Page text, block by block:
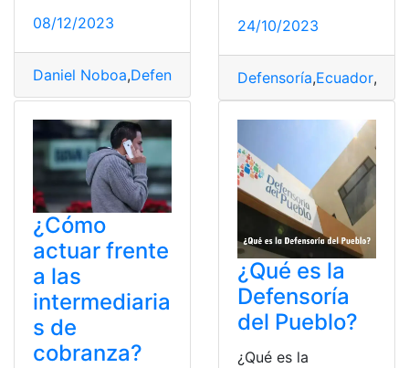
08/12/2023
Daniel Noboa,Defensoría Ecuador,Inclusión,Ministra
24/10/2023
Defensoría,Ecuador,
¿Cómo
actuar frente
a las
intermediaria
s de
cobranza?
¿Qué es la
Defensoría
del Pueblo?
¿Qué es la